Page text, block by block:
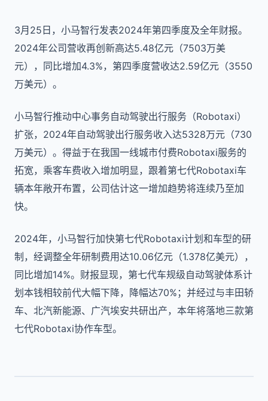
3月25日，小马智行发表2024年第四季度及全年财报。
2024年公司营收再创新高达5.48亿元（7503万美
元），同比增加4.3%，第四季度营收达2.59亿元（3550
万美元）。
小马智行推动中心事务自动驾驶出行服务（Robotaxi）
扩张，2024年自动驾驶出行服务收入达5328万元（730
万美元）。得益于在我国一线城市付费Robotaxi服务的
拓宽，乘客车费收入增加明显，跟着第七代Robotaxi车
辆本年敞开布置，公司估计这一增加趋势将连续乃至加
快。
2024年，小马智行加快第七代Robotaxi计划和车型的研
制，经调整全年研制费用达10.06亿元（1.378亿美元），
同比增加14%。财报显现，第七代车规级自动驾驶体系计
划本钱相较前代大幅下降，降幅达70%；并经过与丰田轿
车、北汽新能源、广汽埃安共研出产，本年将落地三款第
七代Robotaxi协作车型。